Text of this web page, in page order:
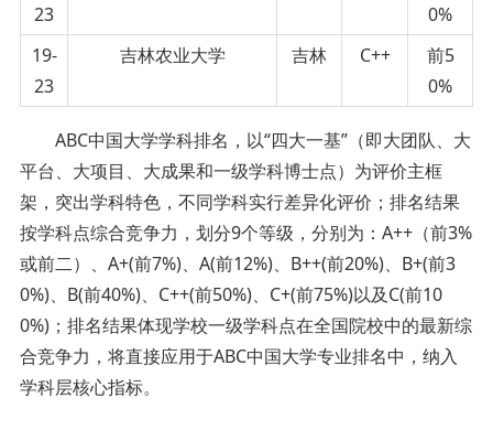
23
0%
19-
23
吉林农业大学 吉林 C++
前5
0%
ABC中国大学学科排名，以“四大一基”（即大团队、大
平台、大项目、大成果和一级学科博士点）为评价主框
架，突出学科特色，不同学科实行差异化评价；排名结果
按学科点综合竞争力，划分9个等级，分别为：A++（前3%
或前二）、A+(前7%)、A(前12%)、B++(前20%)、B+(前3
0%)、B(前40%)、C++(前50%)、C+(前75%)以及C(前10
0%)；排名结果体现学校一级学科点在全国院校中的最新综
合竞争力，将直接应用于ABC中国大学专业排名中，纳入
学科层核心指标。